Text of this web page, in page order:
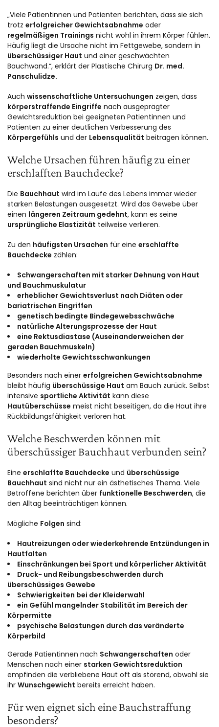
„Viele Patientinnen und Patienten berichten, dass sie sich
trotz erfolgreicher Gewichtsabnahme oder
regelmäßigen Trainings nicht wohl in ihrem Körper fühlen.
Häufig liegt die Ursache nicht im Fettgewebe, sondern in
überschüssiger Haut und einer geschwächten
Bauchwand.“, erklärt der Plastische Chirurg Dr. med.
Panschulidze.
Auch wissenschaftliche Untersuchungen zeigen, dass
körperstraffende Eingriffe nach ausgeprägter
Gewichtsreduktion bei geeigneten Patientinnen und
Patienten zu einer deutlichen Verbesserung des
Körpergefühls und der Lebensqualität beitragen können.
Welche Ursachen führen häufig zu einer
erschlafften Bauchdecke?
Die Bauchhaut wird im Laufe des Lebens immer wieder
starken Belastungen ausgesetzt. Wird das Gewebe über
einen längeren Zeitraum gedehnt, kann es seine
ursprüngliche Elastizität teilweise verlieren.
Zu den häufigsten Ursachen für eine erschlaffte
Bauchdecke zählen:
Schwangerschaften mit starker Dehnung von Haut
und Bauchmuskulatur
erheblicher Gewichtsverlust nach Diäten oder
bariatrischen Eingriffen
genetisch bedingte Bindegewebsschwäche
natürliche Alterungsprozesse der Haut
eine Rektusdiastase (Auseinanderweichen der
geraden Bauchmuskeln)
wiederholte Gewichtsschwankungen
Besonders nach einer erfolgreichen Gewichtsabnahme
bleibt häufig überschüssige Haut am Bauch zurück. Selbst
intensive sportliche Aktivität kann diese
Hautüberschüsse meist nicht beseitigen, da die Haut ihre
Rückbildungsfähigkeit verloren hat.
Welche Beschwerden können mit
überschüssiger Bauchhaut verbunden sein?
Eine erschlaffte Bauchdecke und überschüssige
Bauchhaut sind nicht nur ein ästhetisches Thema. Viele
Betroffene berichten über funktionelle Beschwerden, die
den Alltag beeinträchtigen können.
Mögliche Folgen sind:
Hautreizungen oder wiederkehrende Entzündungen in
Hautfalten
Einschränkungen bei Sport und körperlicher Aktivität
Druck- und Reibungsbeschwerden durch
überschüssiges Gewebe
Schwierigkeiten bei der Kleiderwahl
ein Gefühl mangelnder Stabilität im Bereich der
Körpermitte
psychische Belastungen durch das veränderte
Körperbild
Gerade Patientinnen nach Schwangerschaften oder
Menschen nach einer starken Gewichtsreduktion
empfinden die verbliebene Haut oft als störend, obwohl sie
ihr Wunschgewicht bereits erreicht haben.
Für wen eignet sich eine Bauchstraffung
besonders?